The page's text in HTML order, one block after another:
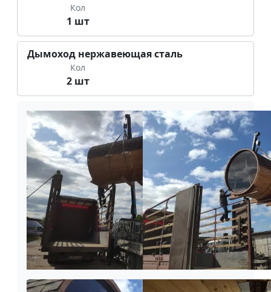
Кол
1 шт
Дымоход нержавеющая сталь
Кол
2 шт